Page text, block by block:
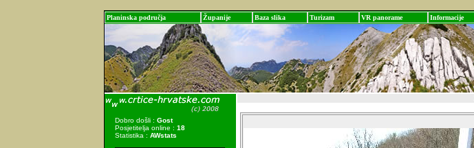
Planinska područja Županije Baza slika Turizam VR panorame Informacije
Dobro došli : Gost
Posjetitelja online : 18
Statistika : AWstats